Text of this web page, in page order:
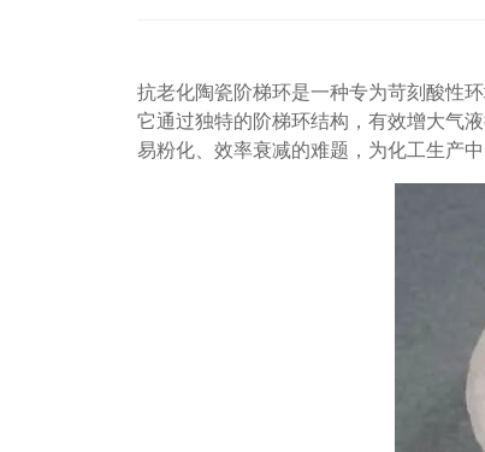
抗老化陶瓷阶梯环是一种专为苛刻酸性
它通过独特的阶梯环结构，有效增大气
易粉化、效率衰减的难题，为化工生产